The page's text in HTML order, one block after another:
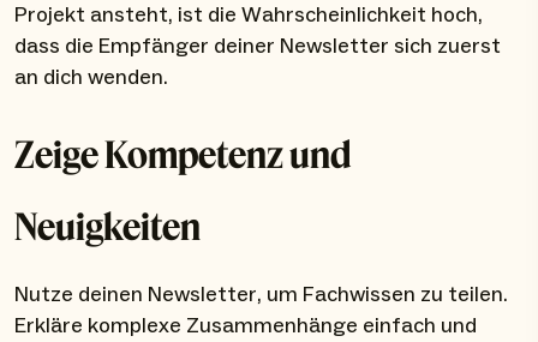
Projekt ansteht, ist die Wahrscheinlichkeit hoch,
dass die Empfänger deiner Newsletter sich zuerst
an dich wenden.
Zeige Kompetenz und
Neuigkeiten
Nutze deinen Newsletter, um Fachwissen zu teilen.
Erkläre komplexe Zusammenhänge einfach und